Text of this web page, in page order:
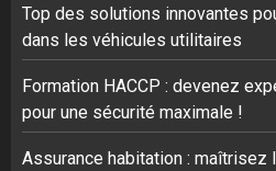
Top des solutions innovantes
dans les véhicules utilitaires
Formation HACCP : devenez
pour une sécurité maximale !
Assurance habitation : maîtrisez